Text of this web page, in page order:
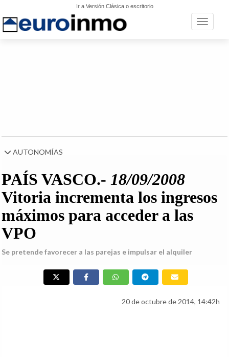
Ir a Versión Clásica o escritorio
Toggle
AUTONOMÍAS
PAÍS VASCO.- 18/09/2008
Vitoria incrementa los ingresos
máximos para acceder a las
VPO
Se pretende favorecer a las parejas e impulsar el alquiler
20 de octubre de 2014, 14:42h